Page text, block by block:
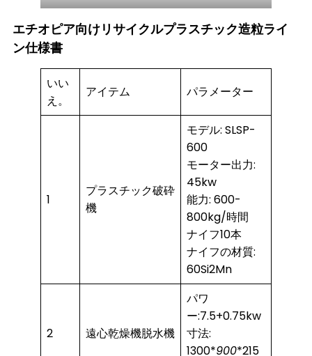
エチオピア向けリサイクルプラスチック造粒ライ
ン仕様書
いい
え。
アイテム パラメーター
1
プラスチック破砕
機
モデル: SLSP-
600
モーター出力:
45kw
能力: 600-
800kg/時間
ナイフ10本
ナイフの材質:
60Si2Mn
2 遠心乾燥機脱水機
パワ
ー:7.5+0.75kw
寸法:
1300*900*215